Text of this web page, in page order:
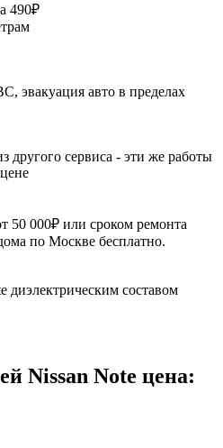
490₽
эвакуация авто в пределах
другого сервиса - эти же работы
50 000₽ или сроком ремонта
по Москве бесплатно.
диэлектрическим составом
Nissan Note цена: